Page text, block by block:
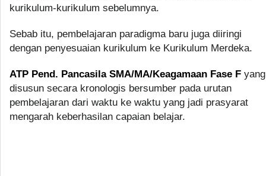
kurikulum-kurikulum sebelumnya.
Sebab itu, pembelajaran paradigma baru juga diiringi
dengan penyesuaian kurikulum ke Kurikulum Merdeka.
ATP Pend. Pancasila SMA/MA/Keagamaan Fase F yang
disusun secara kronologis bersumber pada urutan
pembelajaran dari waktu ke waktu yang jadi prasyarat
mengarah keberhasilan capaian belajar.